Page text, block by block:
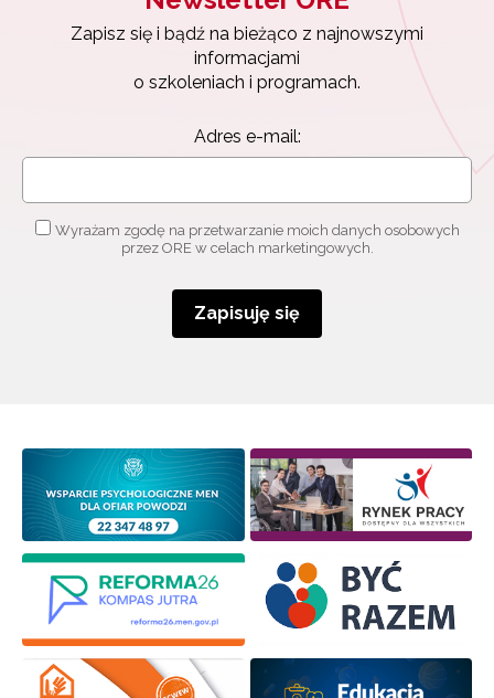
Zapisz się i bądź na bieżąco z najnowszymi
informacjami
o szkoleniach i programach.
Adres e-mail:
Wyrażam zgodę na przetwarzanie moich danych osobowych
przez ORE w celach marketingowych.
Zapisuję się